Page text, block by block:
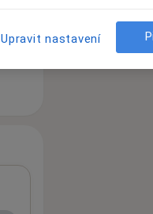
Upravit nastavení